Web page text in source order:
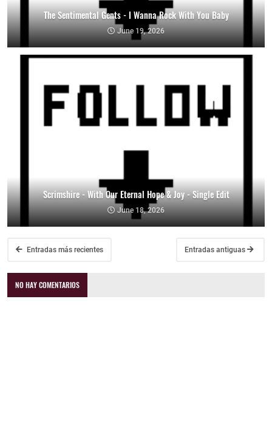
The Sentimental Gents - I Wanna Rock With You Baby
June 19, 2026
Scrimshire - With Our Eternal Hope & Joy - Single Edit
June 18, 2026
Entradas más recientes Entradas antiguas
NO HAY COMENTARIOS